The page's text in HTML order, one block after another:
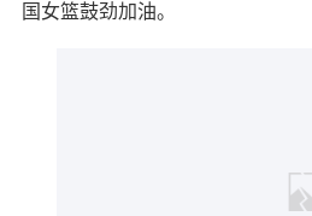
国女篮鼓劲加油。